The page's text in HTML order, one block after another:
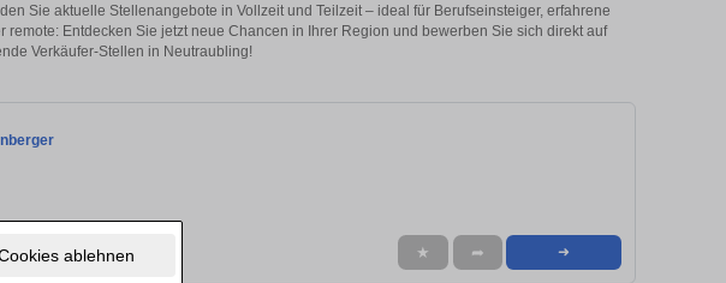
ablehnen
Sie aktuelle Stellenangebote in Vollzeit und Teilzeit – ideal für Berufseinsteiger, erfahrene
remote: Entdecken Sie jetzt neue Chancen in Ihrer Region und bewerben Sie sich direkt auf
Verkäufer-Stellen in Neutraubling!
★ ➦ ➜